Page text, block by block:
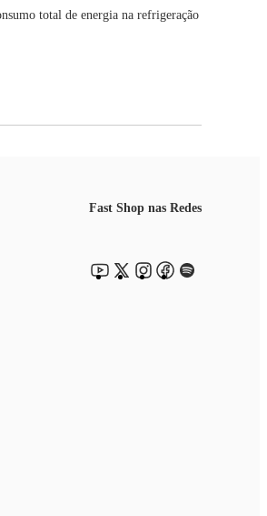
total de energia na refrigeração
Fast Shop nas Redes